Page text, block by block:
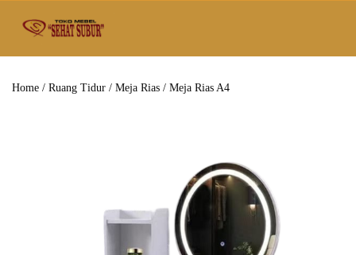
Home / Ruang Tidur / Meja Rias / Meja Rias A4